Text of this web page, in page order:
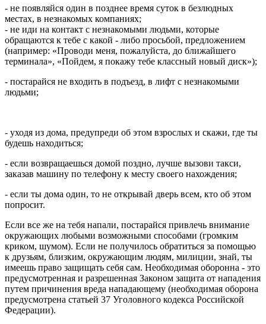
- не появляйся один в позднее время суток в безлюдных
местах, в незнакомых компаниях;
- не иди на контакт с незнакомыми людьми, которые
обращаются к тебе с какой - либо просьбой, предложением
(например: «Проводи меня, пожалуйста, до ближайшего
терминала», «Пойдем, я покажу тебе классный новый диск»);
- постарайся не входить в подъезд, в лифт с незнакомыми
людьми;
- уходя из дома, предупреди об этом взрослых и скажи, где ты
будешь находиться;
- если возвращаешься домой поздно, лучше вызови такси,
заказав машину по телефону к месту своего нахождения;
- если ты дома один, то не открывай дверь всем, кто об этом
попросит.
Если все же на тебя напали, постарайся привлечь внимание
окружающих любыми возможными способами (громким
криком, шумом). Если не получилось обратиться за помощью
к друзьям, близким, окружающим людям, милиции, знай, ты
имеешь право защищать себя сам. Необходимая оборонна - это
предусмотренная и разрешенная Законом защита от нападения
путем причинения вреда нападающему (необходимая оборона
предусмотрена статьей 37 Уголовного кодекса Российской
Федерации).